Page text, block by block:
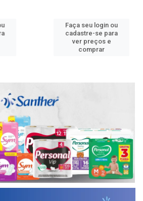
Faça seu login ou
cadastre-se para
ver preços e